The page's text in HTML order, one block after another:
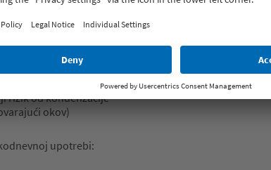
82 razvijen je na pouzdanoj 82 mm platformi i
do 58 mm u ramu
rizik od kondenzacije
okov)
upotrebi: